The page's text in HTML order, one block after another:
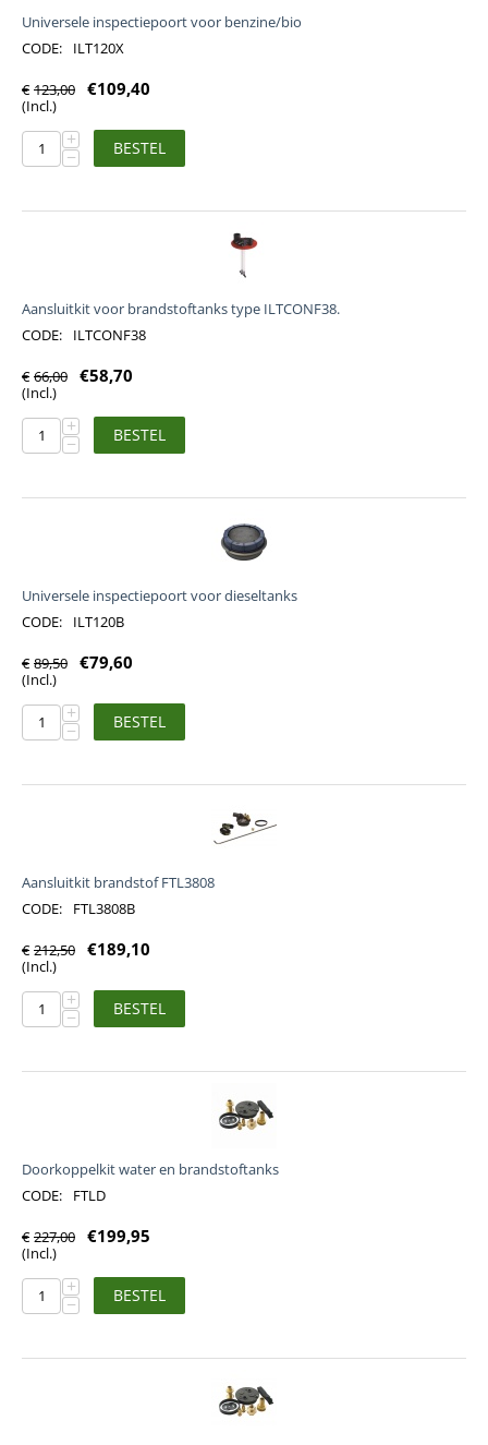
Universele inspectiepoort voor benzine/bio
CODE:
ILT120X
€ 123,00 €109,40
(Incl.)
+
− BESTEL
Aansluitkit voor brandstoftanks type ILTCONF38.
CODE:
ILTCONF38
€ 66,00 €58,70
(Incl.)
+
− BESTEL
Universele inspectiepoort voor dieseltanks
CODE:
ILT120B
€ 89,50 €79,60
(Incl.)
+
− BESTEL
Aansluitkit brandstof FTL3808
CODE:
FTL3808B
€ 212,50 €189,10
(Incl.)
+
− BESTEL
Doorkoppelkit water en brandstoftanks
CODE:
FTLD
€ 227,00 €199,95
(Incl.)
+
− BESTEL